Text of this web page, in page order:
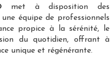
met à disposition des
équipe de professionnels
propice à la sérénité, le
du quotidien, offrant à
unique et régénérante.